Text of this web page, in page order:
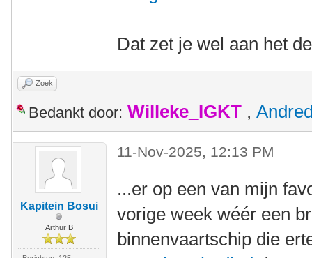
Dat zet je wel aan het
Zoek
Bedankt door: Willeke_IGKT ,
Kapitein Bosui
Arthur B
11-Nov-2025, 12:13 PM
...er op een van mijn
vorige week wéér een
binnenvaartschip die